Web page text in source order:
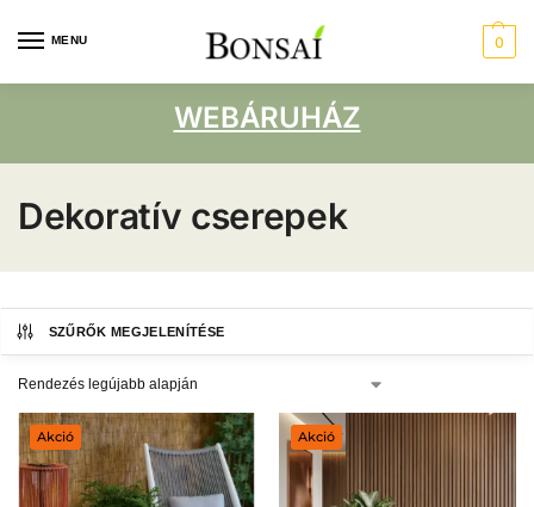
MENU 0
WEBÁRUHÁZ
Dekoratív cserepek
SZŰRŐK MEGJELENÍTÉSE
Akció Akció